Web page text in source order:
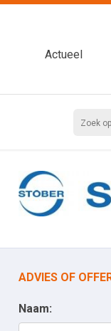
Actueel
ADVIES OF
Naam: